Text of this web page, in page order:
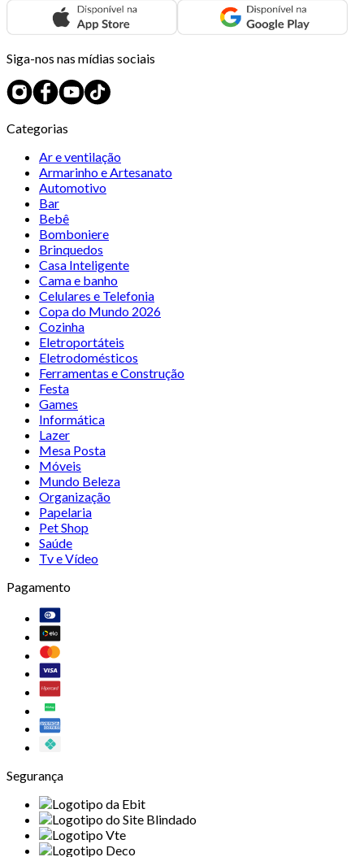
Siga-nos nas mídias sociais
Categorias
Ar e ventilação
Armarinho e Artesanato
Automotivo
Bar
Bebê
Bomboniere
Brinquedos
Casa Inteligente
Cama e banho
Celulares e Telefonia
Copa do Mundo 2026
Cozinha
Eletroportáteis
Eletrodomésticos
Ferramentas e Construção
Festa
Games
Informática
Lazer
Mesa Posta
Móveis
Mundo Beleza
Organização
Papelaria
Pet Shop
Saúde
Tv e Vídeo
Pagamento
Segurança